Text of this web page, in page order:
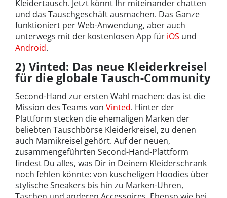
Kleidertausch. Jetzt könnt Ihr miteinander chatten
und das Tauschgeschäft ausmachen. Das Ganze
funktioniert per Web-Anwendung, aber auch
unterwegs mit der kostenlosen App für iOS und
Android.
2) Vinted: Das neue Kleiderkreisel
für die globale Tausch-Community
Second-Hand zur ersten Wahl machen: das ist die
Mission des Teams von Vinted. Hinter der
Plattform stecken die ehemaligen Marken der
beliebten Tauschbörse Kleiderkreisel, zu denen
auch Mamikreisel gehört. Auf der neuen,
zusammengeführten Second-Hand-Plattform
findest Du alles, was Dir in Deinem Kleiderschrank
noch fehlen könnte: von kuscheligen Hoodies über
stylische Sneakers bis hin zu Marken-Uhren,